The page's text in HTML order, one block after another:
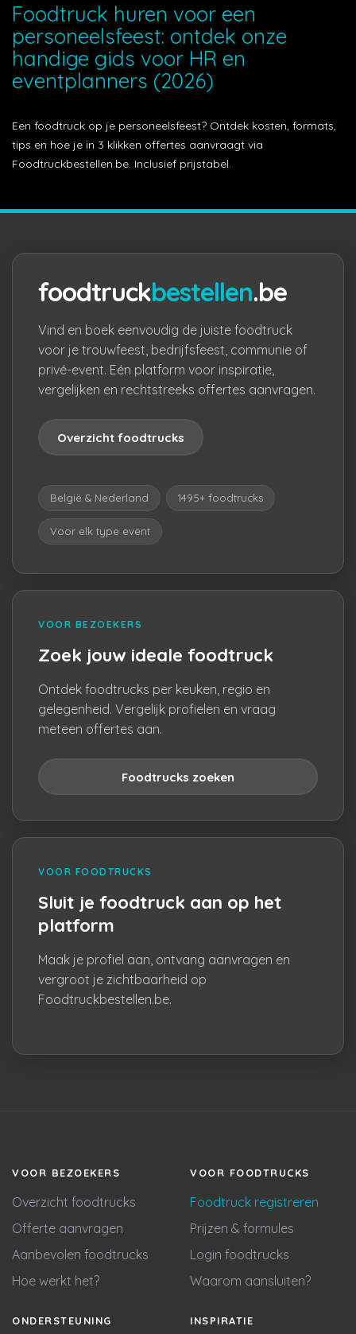
Foodtruck huren voor een
personeelsfeest: ontdek onze
handige gids voor HR en
eventplanners (2026)
Een foodtruck op je personeelsfeest? Ontdek kosten, formats,
tips en hoe je in 3 klikken offertes aanvraagt via
Foodtruckbestellen.be. Inclusief prijstabel.
foodtruckbestellen.be
Vind en boek eenvoudig de juiste foodtruck
voor je trouwfeest, bedrijfsfeest, communie of
privé-event. Eén platform voor inspiratie,
vergelijken en rechtstreeks offertes aanvragen.
Overzicht foodtrucks
België & Nederland 1495+ foodtrucks
Voor elk type event
VOOR BEZOEKERS
Zoek jouw ideale foodtruck
Ontdek foodtrucks per keuken, regio en
gelegenheid. Vergelijk profielen en vraag
meteen offertes aan.
Foodtrucks zoeken
VOOR FOODTRUCKS
Sluit je foodtruck aan op het
platform
Maak je profiel aan, ontvang aanvragen en
vergroot je zichtbaarheid op
Foodtruckbestellen.be.
VOOR BEZOEKERS
Overzicht foodtrucks
Offerte aanvragen
Aanbevolen foodtrucks
Hoe werkt het?
VOOR FOODTRUCKS
Foodtruck registreren
Prijzen & formules
Login foodtrucks
Waarom aansluiten?
ONDERSTEUNING INSPIRATIE